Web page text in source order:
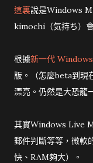
這裏說是Windows
kimochi（気持ち）
根據新一代
版。（怎麼beta到現
漂亮。仍然是大恐龍
其實Windows Live
郵件判斷等等，微軟
快、RAM夠大）。